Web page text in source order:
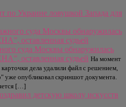
по Украине ловушкой Запада для
суда Москвы обнаружилась
оставленная судьей На момент
дела удалили файл с решением,
уже опубликовал скриншот документа.
[…]